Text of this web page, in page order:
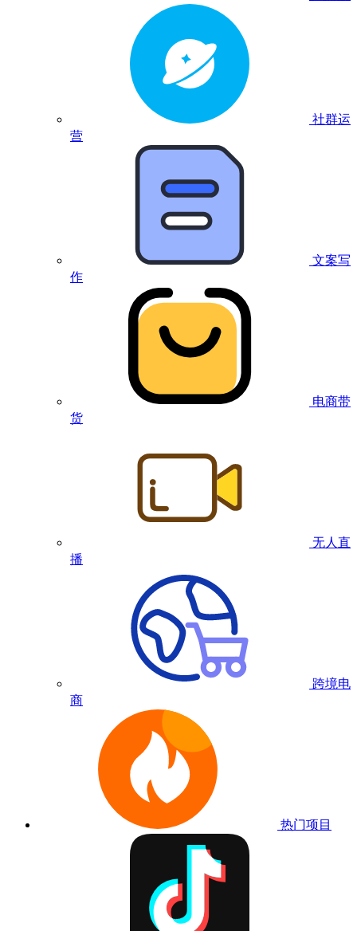
社群运
营
文案写
作
电商带
货
无人直
播
跨境电
商
热门项目